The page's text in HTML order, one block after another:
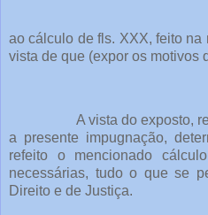
ao cálculo de fls. XXX, feito na
vista de que (expor os motivos
A vista do exposto,
a presente impugnação,
refeito o mencionado
necessárias, tudo o que se
Direito e de Justiça.